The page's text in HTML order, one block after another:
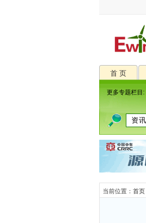
首 页
更多专题栏目:
当前位置： 首页